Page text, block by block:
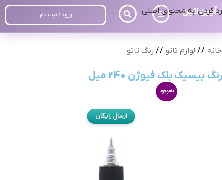
رد کردن به محتوای اصلی ورود / ثبت نام
خانه / لوازم تاتو / رنگ تاتو
رنگ بیسیک بلک فیوژن 240 میل
ناموجود
ارسال رایگان